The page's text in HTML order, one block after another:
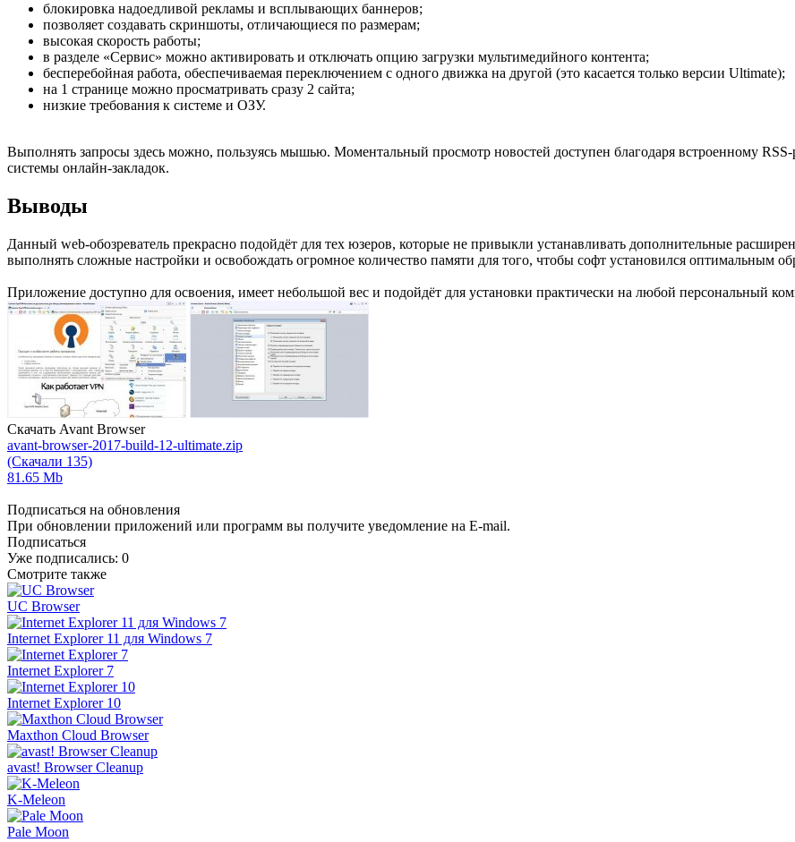
блокировка надоедливой рекламы и всплывающих баннеров;
позволяет создавать скриншоты, отличающиеся по размерам;
высокая скорость работы;
в разделе «Сервис» можно активировать и отключать опцию загрузки мультимедийного контента;
бесперебойная работа, обеспечиваемая переключением с одного движка на другой (это касается только версии Ultimate);
на 1 странице можно просматривать сразу 2 сайта;
низкие требования к системе и ОЗУ.
Выполнять запросы здесь можно, пользуясь мышью. Моментальный просмотр новостей доступен благодаря встроенному
системы онлайн-закладок.
Выводы
Данный web-обозреватель прекрасно подойдёт для тех юзеров, которые не привыкли устанавливать дополнительные
выполнять сложные настройки и освобождать огромное количество памяти для того, чтобы софт установился оптимальным
Приложение доступно для освоения, имеет небольшой вес и подойдёт для установки практически на любой персональный
Скачать Avant Browser
avant-browser-2017-build-12-ultimate.zip
(Скачали 135)
81.65 Mb
Подписаться на обновления
При обновлении приложений или программ вы получите уведомление на E-mail.
Подписаться
Уже подписались: 0
Смотрите также
UC Browser
Internet Explorer 11 для Windows 7
Internet Explorer 7
Internet Explorer 10
Maxthon Cloud Browser
avast! Browser Cleanup
K-Meleon
Pale Moon